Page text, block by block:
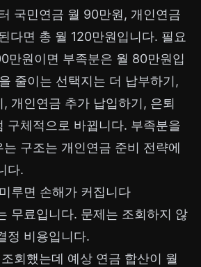
국민연금 월 90만원, 개인연금
다면 총 월 120만원입니다. 필요
만원이면 부족분은 월 80만원입
줄이는 선택지는 더 납부하기,
개인연금 추가 납입하기, 은퇴
구체적으로 바뀝니다. 부족분을
는 구조는 개인연금 준비 전략에
다.
루면 손해가 커집니다
무료입니다. 문제는 조회하지 않
정 비용입니다.
회했는데 예상 연금 합산이 월